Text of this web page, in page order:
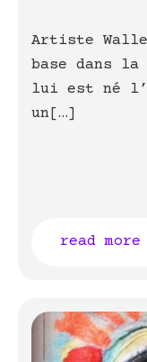
Artiste
base dans
lui est né
un[…]
read more